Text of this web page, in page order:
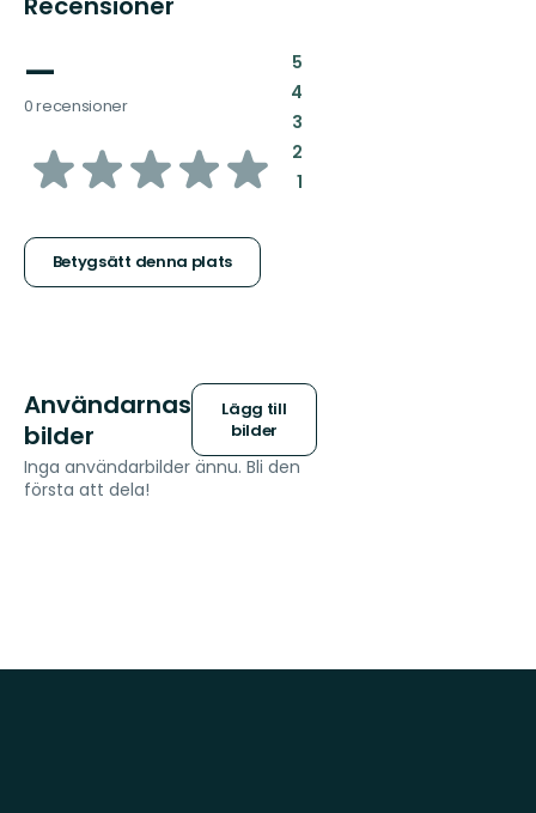
—
0 recensioner
av
stjärnor
Betygsätt denna plats
5:
4:
3:
2:
1:
Användarnas
bilder
Lägg till
bilder
Inga användarbilder ännu. Bli den
första att dela!